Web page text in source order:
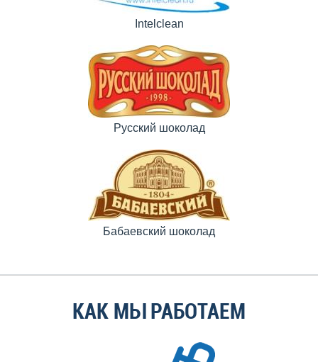
Intelclean
Русский шоколад
Бабаевский шоколад
КАК МЫ РАБОТАЕМ